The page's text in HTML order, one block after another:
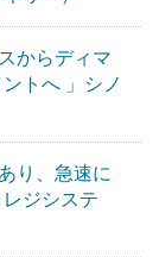
からディマ
トへ 」シノ
り、急速に
ジシステ